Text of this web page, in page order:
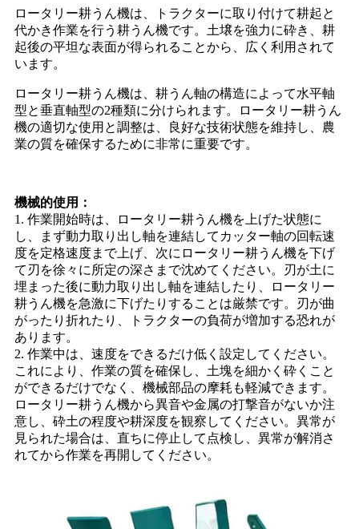
ロータリー耕うん機は、トラクターに取り付けて耕起と
代かき作業を行う耕うん機です。土壌を強力に砕き、耕
起後の平坦な表面が得られることから、広く利用されて
います。
ロータリー耕うん機は、耕うん軸の構造によって水平軸
型と垂直軸型の2種類に分けられます。ロータリー耕うん
機の適切な使用と調整は、良好な技術状態を維持し、農
業の質を確保するために非常に重要です。
機械的使用：
1. 作業開始時は、ロータリー耕うん機を上げた状態に
し、まず動​​力取り出し軸を連結してカッター軸の回転速
度を定格速度まで上げ、次にロータリー耕うん機を下げ
て刃を徐々に所定の深さまで沈めてください。刃が土に
埋まった後に動力取り出し軸を連結したり、ロータリー
耕うん機を急激に下げたりすることは厳禁です。刃が曲
がったり折れたり、トラクターの負荷が増加する恐れが
あります。
2. 作業中は、速度をできるだけ低く設定してください。
これにより、作業の質を確保し、土塊を細かく砕くこと
ができるだけでなく、機械部品の摩耗も軽減できます。
ロータリー耕うん機から異音や金属の打撃音がないか注
意し、砕土の程度や耕深度を観察してください。異常が
見られた場合は、直ちに停止して点検し、異常が解消さ
れてから作業を再開してください。